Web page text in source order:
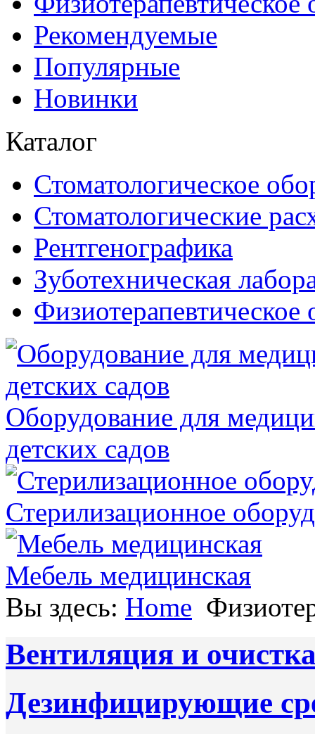
Рекомендуемые
Популярные
Новинки
Каталог
Стоматологическое
Стоматологические
Рентгенографика
Зуботехническая
Физиотерапевтическое
Оборудование для
детских садов
Стерилизационное
Мебель медицинская
Вы здесь: Home
Вентиляция и
Дезинфицирующие